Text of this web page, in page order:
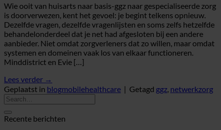
Wie ooit van huisarts naar basis-ggz naar gespecialiseerde zorg
is doorverwezen, kent het gevoel: je begint telkens opnieuw.
Dezelfde vragen, dezelfde vragenlijsten en soms zelfs hetzelfde
behandelonderdeel dat je net had afgesloten bij een andere
aanbieder. Niet omdat zorgverleners dat zo willen, maar omdat
systemen en domeinen vaak los van elkaar functioneren.
Minddistrict en Evie […]
Lees verder →
Geplaatst in blogmobilehealthcare | Getagd ggz, netwerkzorg
Recente berichten